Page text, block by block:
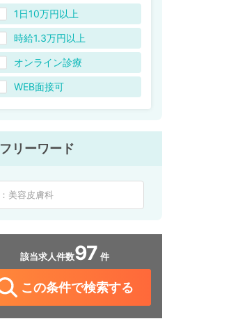
1日10万円以上
時給1.3万円以上
オンライン診療
WEB面接可
フリーワード
該当求人件数97 件
この条件で検索する